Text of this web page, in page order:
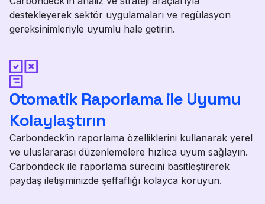
destekleyerek sektör uygulamaları ve regülasyon
gereksinimleriyle uyumlu hale getirin.
Otomatik Raporlama ile Uyumu
Kolaylaştırın
Carbondeck’in raporlama özelliklerini kullanarak yerel
ve uluslararası düzenlemelere hızlıca uyum sağlayın.
Carbondeck ile raporlama sürecini basitleştirerek
paydaş iletişiminizde şeffaflığı kolayca koruyun.